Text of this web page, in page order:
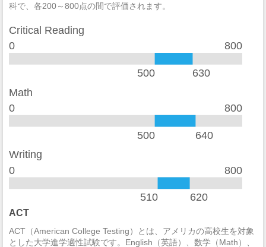
2
自動車盗難 0
放火
2014
違法武器 0
麻薬の法律違反
酒の法律違反 0
科で、各200～800点の間で評価されます。
Critical Reading
0
800
500 630
Math
0 800
500 640
Writing
0 800
510 620
ACT
ACT（American College Testing）とは、アメリカの高校生を対象
とした大学進学適性試験です。English（英語）、数学（Math）、